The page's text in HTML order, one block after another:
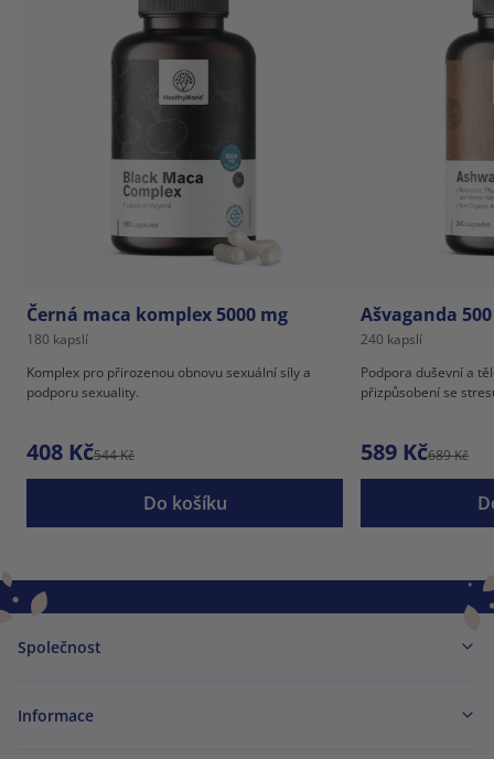
Černá maca komplex 5000 mg
180 kapslí
Komplex pro přirozenou obnovu sexuální síly a
podporu sexuality.
408 Kč544 Kč
Do košíku
Ašvaganda
240 kapslí
Podpora duševní a
přizpůsobení se
589 Kč689 Kč
Společnost
Informace